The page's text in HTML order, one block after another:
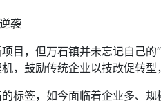
袭
，但万石镇并未忘记自己的
，鼓励传统企业以技改促转型
签，如今面临着企业多、规